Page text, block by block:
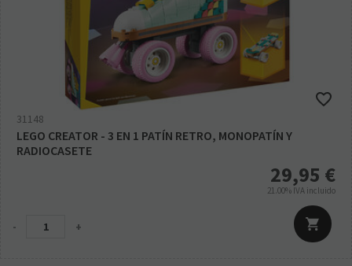
31148
LEGO CREATOR - 3 EN 1 PATÍN RETRO, MONOPATÍN Y
RADIOCASETE
29,95 €
21.00% IVA incluido
- +